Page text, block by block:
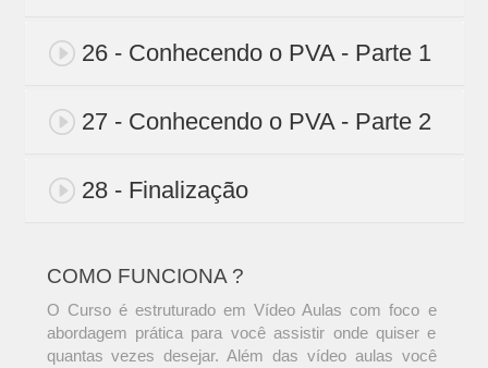
26 - Conhecendo o PVA - Parte 1
27 - Conhecendo o PVA - Parte 2
28 - Finalização
COMO FUNCIONA ?
O Curso é estruturado em Vídeo Aulas com foco e
abordagem prática para você assistir onde quiser e
quantas vezes desejar. Além das vídeo aulas você